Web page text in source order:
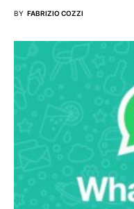
BY FABRIZIO COZZI